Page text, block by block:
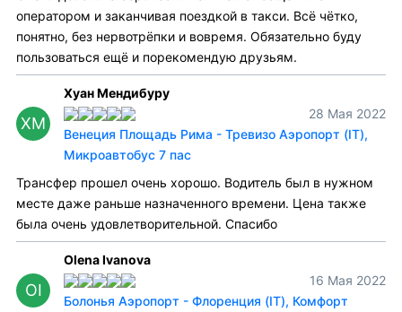
оператором и заканчивая поездкой в такси. Всё чётко,
понятно, без нервотрёпки и вовремя. Обязательно буду
пользоваться ещё и порекомендую друзьям.
ХМ
Хуан Мендибуру
28 Мая 2022
Венеция Площадь Рима - Тревизо Аэропорт (IT),
Микроавтобус 7 пас
Трансфер прошел очень хорошо. Водитель был в нужном
месте даже раньше назначенного времени. Цена также
была очень удовлетворительной. Спасибо
OI
Olena Ivanova
16 Мая 2022
Болонья Аэропорт - Флоренция (IT), Комфорт